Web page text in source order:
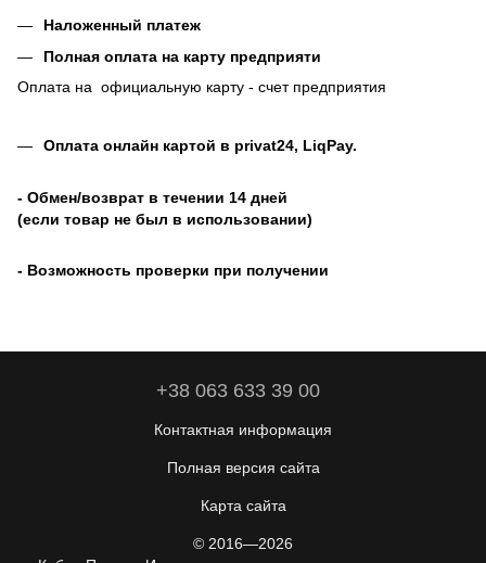
Наложенный платеж
Полная оплата на карту предприяти
Оплата на официальную карту - счет предприятия
Оплата онлайн картой в privat24, LiqPay.
- Обмен/возврат в течении 14 дней
(если товар не был в использовании)
- Возможность проверки при получении
+38 063 633 39 00
Контактная информация
Полная версия сайта
Карта сайта
© 2016—2026